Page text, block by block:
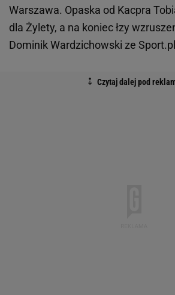
Warszawa. Opaska od Kacpra
dla Żylety, a na koniec łzy
Dominik Wardzichowski ze